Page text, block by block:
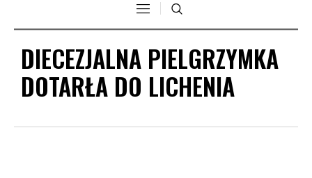
DIECEZJALNA PIELGRZYMKA
DOTARŁA DO LICHENIA